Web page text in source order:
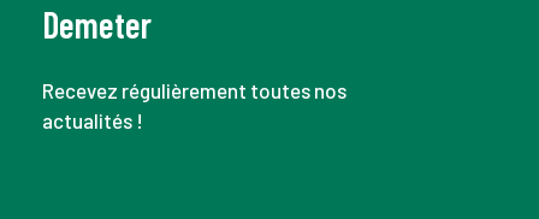
Demeter
Recevez régulièrement toutes nos
actualités !